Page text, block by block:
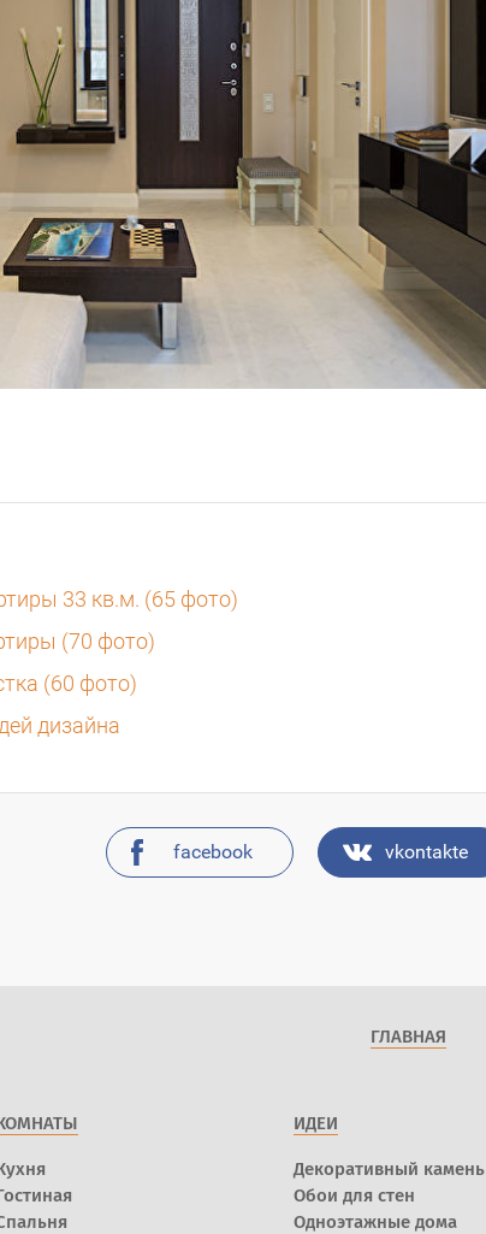
33 кв.м. (65 фото)
(70 фото)
(60 фото)
дизайна
facebook vkontakte
ГЛАВНАЯ
ИДЕИ
Декоративный камень
Обои для стен
Одноэтажные дома